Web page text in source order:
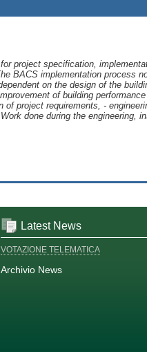
project specification,
BACS implementation process
on the design of the
of building
of project requirements, -
done during the engineering,
Latest News
VOTAZIONE TELEMATICA
Archivio News